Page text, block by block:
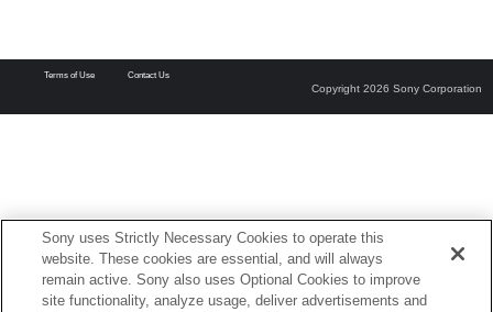
Terms of Use Contact Us
Copyright 2026 Sony Corporation
Sony uses Strictly Necessary Cookies to operate this
website. These cookies are essential, and will always
remain active. Sony also uses Optional Cookies to improve
site functionality, analyze usage, deliver advertisements and